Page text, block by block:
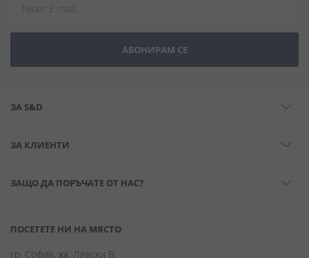
АБОНИРАМ СЕ
ЗА S&D
ЗА КЛИЕНТИ
ЗАЩО ДА ПОРЪЧАТЕ ОТ НАС?
ПОСЕТЕТЕ НИ НА МЯСТО
гр. София, жк. Левски В,